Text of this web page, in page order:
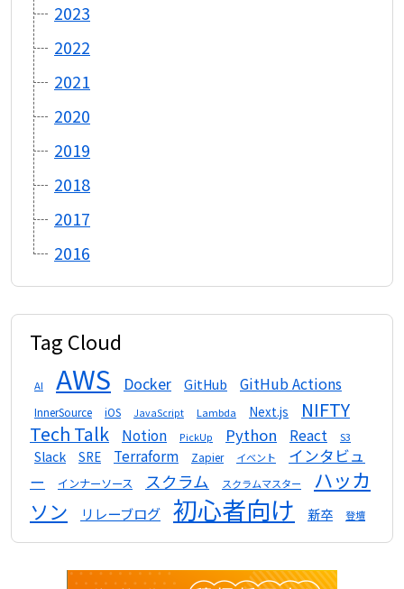
2023
2022
2021
2020
2019
2018
2017
2016
Tag Cloud
AI AWS Docker GitHub GitHub Actions
InnerSource iOS JavaScript Lambda Next.js
NIFTY
Tech Talk
Notion PickUp Python React S3
Slack SRE Terraform Zapier イベント
インタビュ
ー
インナーソース スクラム スクラムマスター
ハッカ
ソン
リレーブログ 初心者向け 新卒 登壇